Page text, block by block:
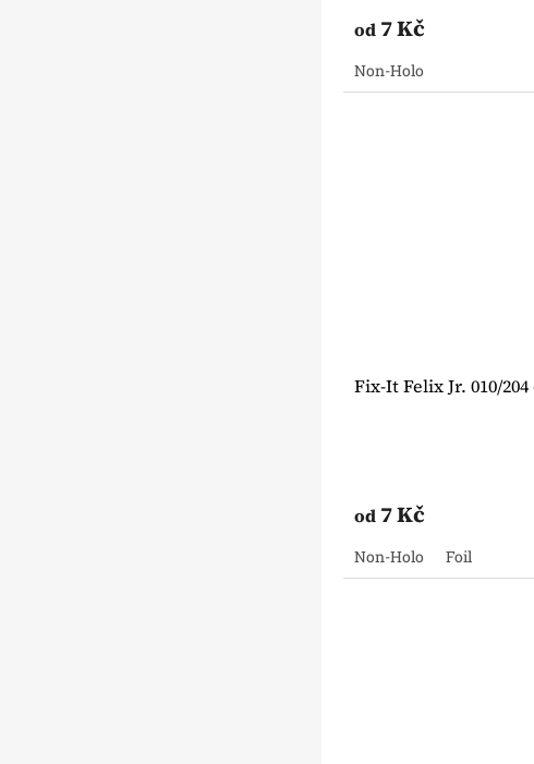
od 7 Kč
Non-Holo
Fix-It Felix Jr. 010/
od 7 Kč
Non-Holo Foil